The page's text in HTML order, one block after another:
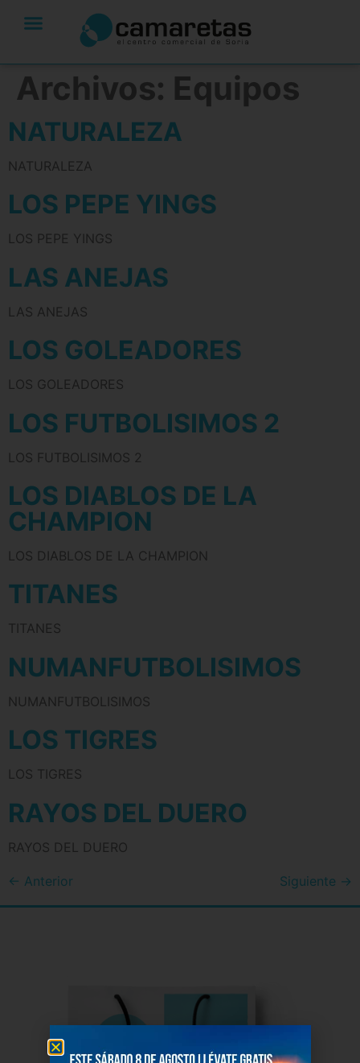
Archivos: Equipos
NATURALEZA
NATURALEZA
LOS PEPE YINGS
LOS PEPE YINGS
LAS ANEJAS
LAS ANEJAS
LOS GOLEADORES
LOS GOLEADORES
LOS FUTBOLISIMOS 2
LOS FUTBOLISIMOS 2
LOS DIABLOS DE LA
CHAMPION
LOS DIABLOS DE LA CHAMPION
TITANES
TITANES
NUMANFUTBOLISIMOS
NUMANFUTBOLISIMOS
LOS TIGRES
LOS TIGRES
RAYOS DEL DUERO
RAYOS DEL DUERO
← Anterior Siguiente →